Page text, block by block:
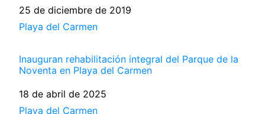
Fecha
25 de diciembre de 2019
Respecto a
Playa del Carmen
Inauguran rehabilitación integral del Parque de la
Noventa en Playa del Carmen
Fecha
18 de abril de 2025
Respecto a
Playa del Carmen